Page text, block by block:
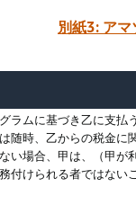
別紙3: ア
ラムに基づき乙に支
随時、乙からの税金
い場合、甲は、（甲
付けられる者ではな